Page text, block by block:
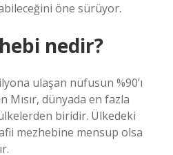
öne sürüyor.
nedir?
ulaşan nüfusun %90’ı
Mısır, dünyada en fazla
ülkelerden biridir. Ülkedeki
mezhebine mensup olsa